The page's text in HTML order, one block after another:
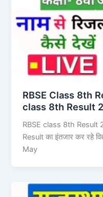
RBSE Class 8th
class 8th Result
RBSE class 8th
Result का इंतजार कर रहे
May